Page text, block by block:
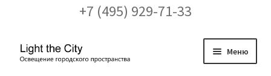
+7 (495) 929-71-33
Перейти
Перейти
Меню